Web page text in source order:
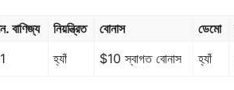
বাণিজ্য নিয়ন্ত্রিত বোনাস ডেমো
হ্যাঁ $10 স্বাগত বোনাস হ্যাঁ